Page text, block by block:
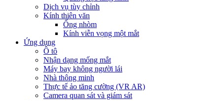
Dịch vụ tùy chỉnh
Kính thiên văn
Ống nhòm
Kính viễn vọng một mắt
Ứng dụng
Ô tô
Nhận dạng mống mắt
Máy bay không người lái
Nhà thông minh
Thực tế ảo tăng cường (VR AR)
Camera quan sát và giám sát